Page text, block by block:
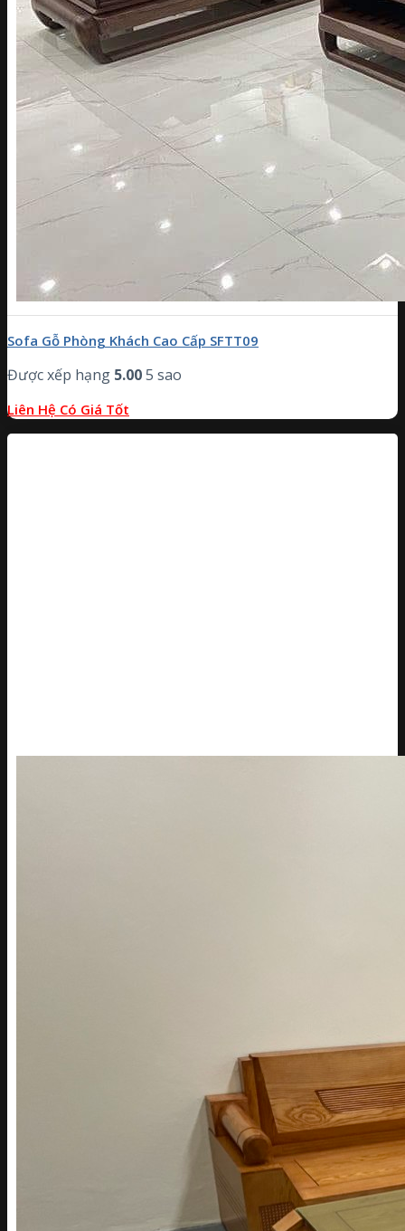
Sofa Gỗ Phòng Khách Cao Cấp SFTT09
Được xếp hạng 5.005 sao
Liên Hệ Có Giá Tốt